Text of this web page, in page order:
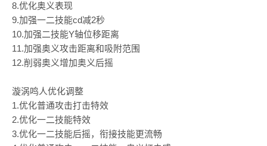
8.优化奥义表现
9.加强一二技能cd减2秒
10.加强二技能Y轴位移距离
11.加强奥义攻击距离和吸附范围
12.削弱奥义增加奥义后摇
漩涡鸣人优化调整
1.优化普通攻击打击特效
2.优化一二技能特效
3.优化一二技能后摇，衔接技能更流畅